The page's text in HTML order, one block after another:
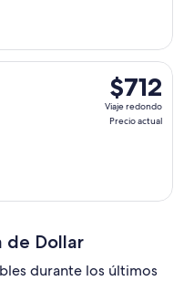
$712
Viaje
redondo,
$712
Viaje redondo
Precio actual
el sáb, 22 ago.
de Dollar
durante los últimos